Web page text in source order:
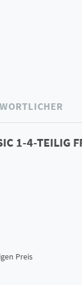
1-4-TEILIG
Preis